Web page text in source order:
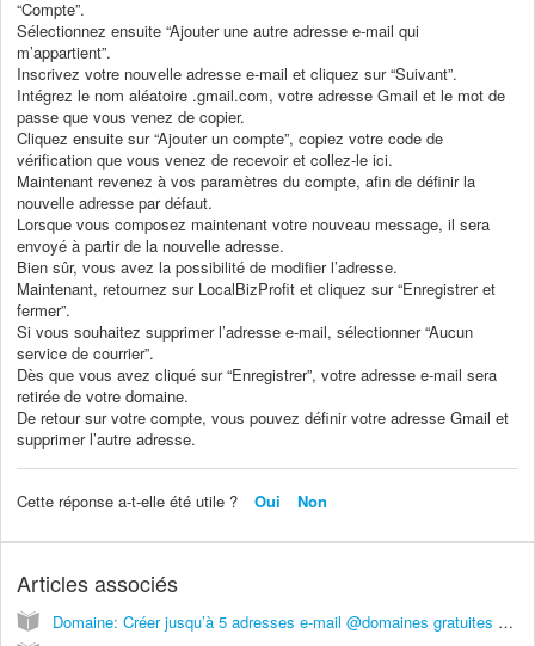
“Compte”.
Sélectionnez ensuite “Ajouter une autre adresse e-mail qui
m’appartient”.
Inscrivez votre nouvelle adresse e-mail et cliquez sur “Suivant”.
Intégrez le nom aléatoire .gmail.com, votre adresse Gmail et le mot de
passe que vous venez de copier.
Cliquez ensuite sur “Ajouter un compte”, copiez votre code de
vérification que vous venez de recevoir et collez-le ici.
Maintenant revenez à vos paramètres du compte, afin de définir la
nouvelle adresse par défaut.
Lorsque vous composez maintenant votre nouveau message, il sera
envoyé à partir de la nouvelle adresse.
Bien sûr, vous avez la possibilité de modifier l’adresse.
Maintenant, retournez sur LocalBizProfit et cliquez sur “Enregistrer et
fermer”.
Si vous souhaitez supprimer l’adresse e-mail, sélectionner “Aucun
service de courrier”.
Dès que vous avez cliqué sur “Enregistrer”, votre adresse e-mail sera
retirée de votre domaine.
De retour sur votre compte, vous pouvez définir votre adresse Gmail et
supprimer l’autre adresse.
Cette réponse a-t-elle été utile ? Oui Non
Articles associés
Domaine: Créer jusqu’à 5 adresses e-mail @domaines gratuites avec Zoho